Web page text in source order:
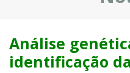
Análise
identificação